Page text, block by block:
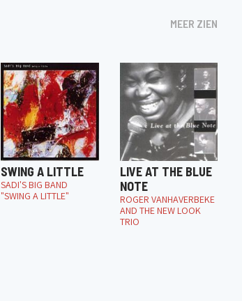
MEER ZIEN
SWING A LITTLE
SADI'S BIG BAND
"SWING A LITTLE"
LIVE AT THE BLUE
NOTE
ROGER VANHAVERBEKE
AND THE NEW LOOK
TRIO